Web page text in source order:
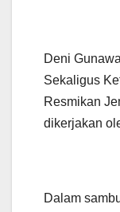
Deni
Sekaligus
Resmikan
dikerjakan
Dalam